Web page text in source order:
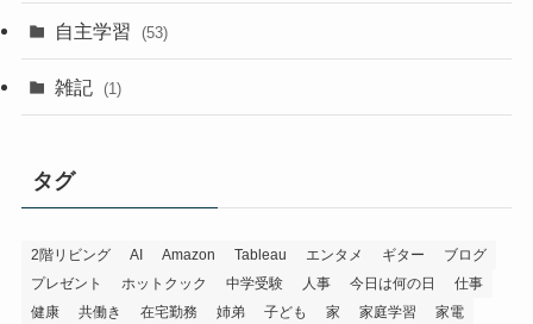
自主学習 (53)
雑記 (1)
タグ
2階リビング AI Amazon Tableau エンタメ ギター
ブログ
プレゼント
ホットクック 中学受験 人事 今日は何の日
仕事
健康
共働き 在宅勤務 姉弟 子ども 家 家庭学習
家電